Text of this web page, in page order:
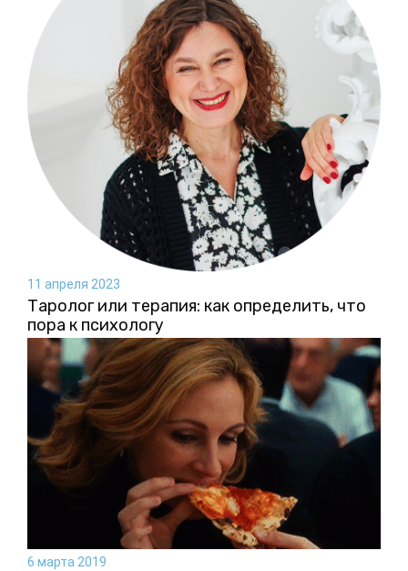
11 апреля 2023
Таролог или терапия: как определить, что
пора к психологу
6 марта 2019